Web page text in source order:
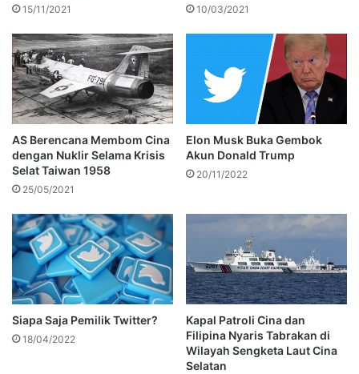
15/11/2021 10/03/2021
AS Berencana Membom Cina
dengan Nuklir Selama Krisis
Selat Taiwan 1958
25/05/2021
Elon Musk Buka Gembok
Akun Donald Trump
20/11/2022
Siapa Saja Pemilik Twitter?
18/04/2022
Kapal Patroli Cina dan
Filipina Nyaris Tabrakan di
Wilayah Sengketa Laut Cina
Selatan